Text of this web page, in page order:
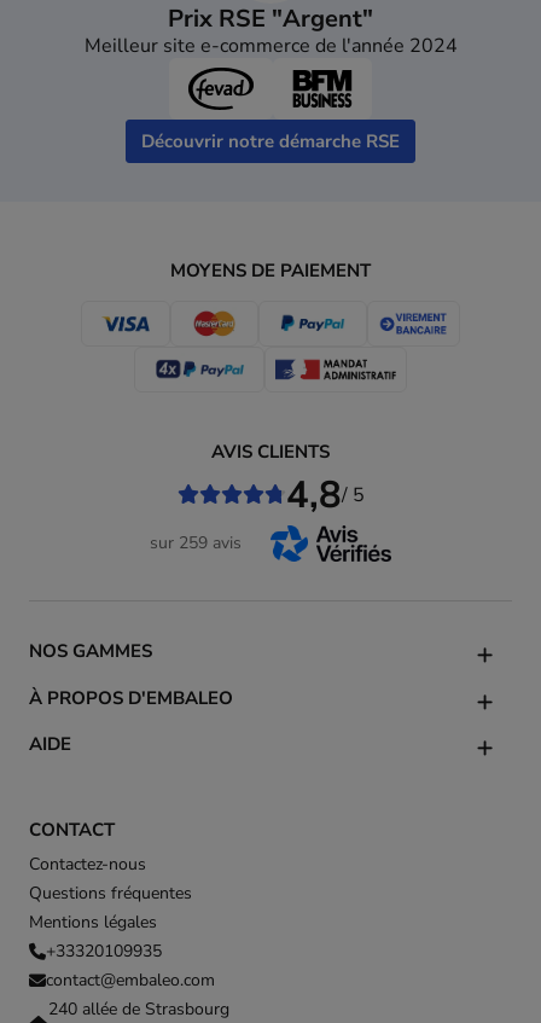
Prix RSE "Argent"
Meilleur site e-commerce de l'année 2024
Découvrir notre démarche RSE
MOYENS DE PAIEMENT
CONTACT
Contactez-nous
Questions fréquentes
Mentions légales
+33320109935
contact@embaleo.com
240 allée de Strasbourg
NOS GAMMES
À PROPOS D'EMBALEO
AIDE
AVIS CLIENTS
4,8/ 5
sur 259 avis